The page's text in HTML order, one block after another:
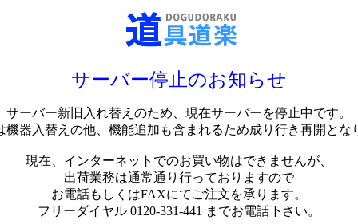
サーバー停止のお知らせ
サーバー新旧入れ替えのため、現在サーバーを停止中です。
機器入替えの他、機能追加も含まれるため成り行き再開とな
現在、インターネットでのお買い物はできませんが、
出荷業務は通常通り行っておりますので
お電話もしくはFAXにてご注文を承ります。
フリーダイヤル 0120-331-441 までお電話下さい。